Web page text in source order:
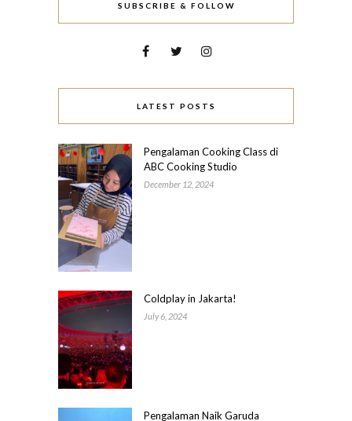
SUBSCRIBE & FOLLOW
LATEST POSTS
Pengalaman Cooking Class di
ABC Cooking Studio
December 12, 2024
Coldplay in Jakarta!
July 6, 2024
Pengalaman Naik Garuda